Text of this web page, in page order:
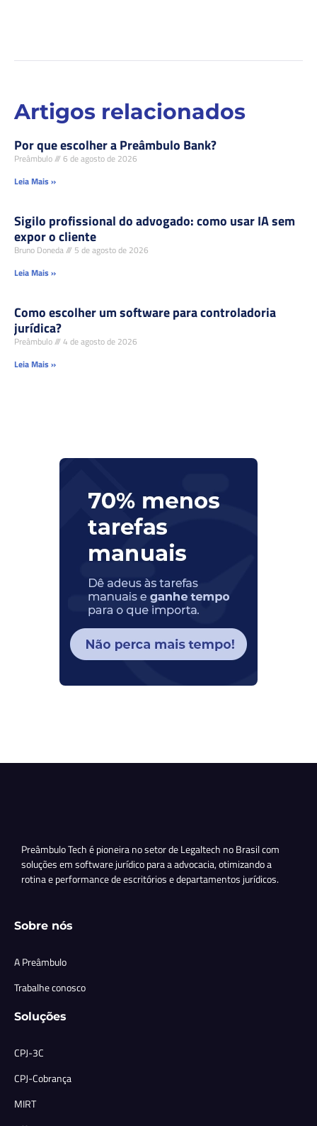
Artigos relacionados
Por que escolher a Preâmbulo Bank?
Preâmbulo
6 de agosto de 2026
Leia Mais »
Sigilo profissional do advogado: como usar IA sem
expor o cliente
Bruno Doneda
5 de agosto de 2026
Leia Mais »
Como escolher um software para controladoria
jurídica?
Preâmbulo
4 de agosto de 2026
Leia Mais »
Preâmbulo Tech é pioneira no setor de Legaltech no Brasil com
soluções em software jurídico para a advocacia, otimizando a
rotina e performance de escritórios e departamentos jurídicos.
Sobre nós
A Preâmbulo
Trabalhe conosco
Soluções
CPJ-3C
CPJ-Cobrança
MIRT